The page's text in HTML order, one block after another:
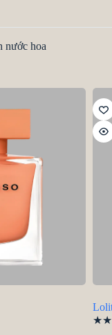
nước hoa
★★